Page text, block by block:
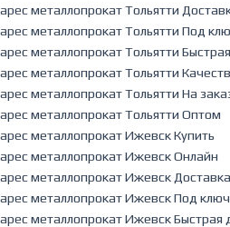
арес металлопрокат Тольятти
арес металлопрокат Тольятти Под
арес металлопрокат Тольятти
арес металлопрокат Тольятти
арес металлопрокат Тольятти На
арес металлопрокат Тольятти Оптом
арес металлопрокат Ижевск Купить
арес металлопрокат Ижевск Онлайн
арес металлопрокат Ижевск Доставка
арес металлопрокат Ижевск Под ключ
арес металлопрокат Ижевск Быстрая